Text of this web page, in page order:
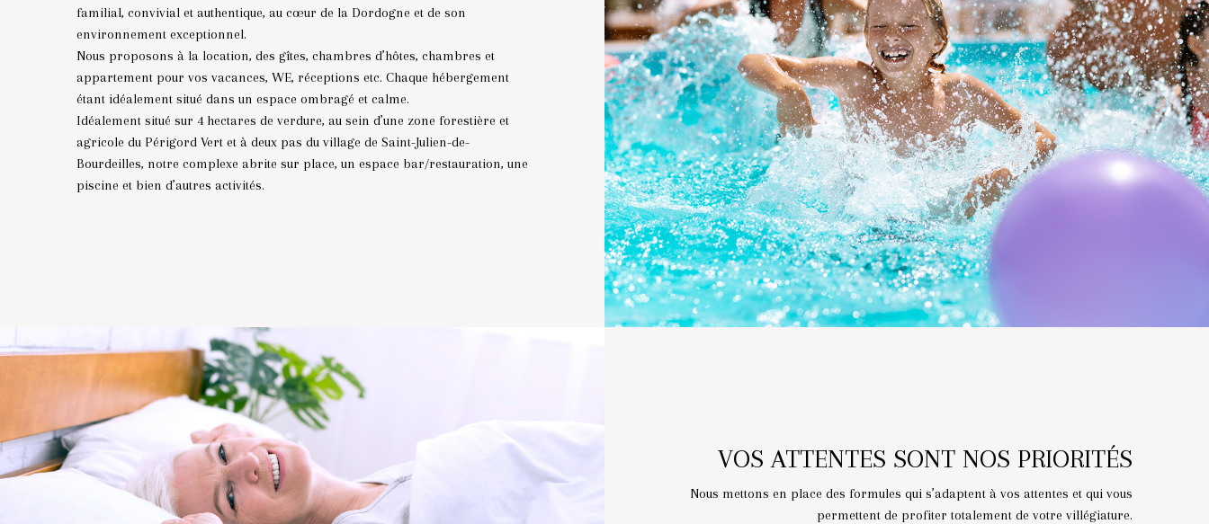
familial, convivial et authentique, au cœur de la Dordogne et de son
environnement exceptionnel.
Nous proposons à la location, des gîtes, chambres d’hôtes, chambres et
appartement pour vos vacances, WE, réceptions etc. Chaque hébergement
étant idéalement situé dans un espace ombragé et calme.
Idéalement situé sur 4 hectares de verdure, au sein d’une zone forestière et
agricole du Périgord Vert et à deux pas du village de Saint-Julien-de-
Bourdeilles, notre complexe abrite sur place, un espace bar/restauration, une
piscine et bien d’autres activités.
VOS ATTENTES SONT NOS PRIORITÉS
Nous mettons en place des formules qui s’adaptent à vos attentes et qui vous
permettent de profiter totalement de votre villégiature.